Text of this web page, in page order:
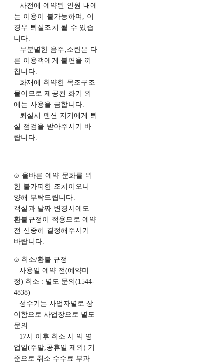
– 사전에 예약된 인원 내에
는 이용이 불가능하며, 이
경우 퇴실조치 될 수 있습
니다.
– 무분별한 음주,소란은 다
른 이용객에게 불편을 끼
칩니다.
– 화재에 취약한 목조구조
물이므로 제공된 화기 외
에는 사용을 금합니다.
– 퇴실시 펜션 지기에게 퇴
실 점검을 받아주시기 바
랍니다.
⊙ 올바른 예약 문화를 위
한 불가피한 조치이오니
양해 부탁드립니다.
객실과 날짜 변경시에도
환불규정이 적용므로 예약
전 신중히 결정해주시기
바랍니다.
⊙ 취소/환불 규정
– 사용일 예약 전(예약미
정) 취소 : 별도 문의(1544-
4838)
– 성수기는 사업자별로 상
이함으로 사업장으로 별도
문의
– 17시 이후 취소 시 익 영
업일(주말,공휴일 제외) 기
준으로 취소 수수료 부과